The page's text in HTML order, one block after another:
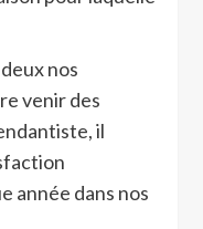
nos
venir des
il
année dans nos